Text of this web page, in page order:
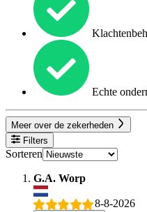
Echte
Meer over de zekerheden
Filters
Sorteren
G.A. Worp
8-8-2026